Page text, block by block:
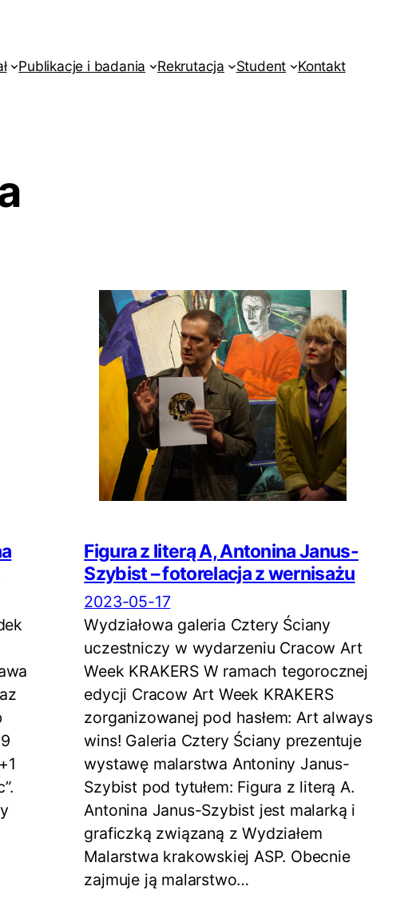
Publikacje i badania Rekrutacja Student Kontakt
Figura z literą A, Antonina Janus-
Szybist – fotorelacja z wernisażu
2023-05-17
Wydziałowa galeria Cztery Ściany
uczestniczy w wydarzeniu Cracow Art
Week KRAKERS W ramach tegorocznej
edycji Cracow Art Week KRAKERS
zorganizowanej pod hasłem: Art always
wins! Galeria Cztery Ściany prezentuje
wystawę malarstwa Antoniny Janus-
Szybist pod tytułem: Figura z literą A.
Antonina Janus-Szybist jest malarką i
graficzką związaną z Wydziałem
Malarstwa krakowskiej ASP. Obecnie
zajmuje ją malarstwo…